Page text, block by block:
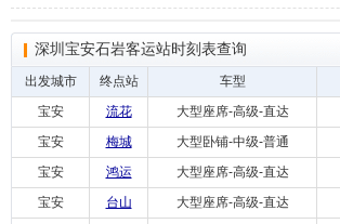
深圳宝安石岩客运站时刻表查询
出发城市 终点站 车型
宝安
流花 大型座席-高级-直达
宝安
梅城 大型卧铺-中级-普通
宝安
鸿运 大型座席-高级-直达
宝安
台山 大型座席-高级-直达